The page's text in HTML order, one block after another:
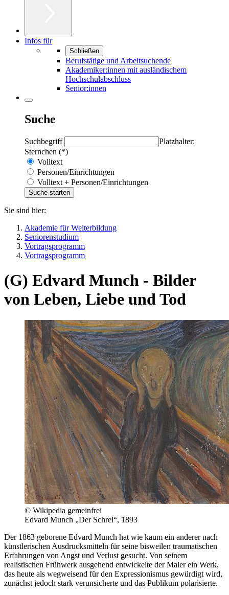
Infos für
Schließen
Berufstätige und Arbeitsuchende
Akademiker:innen mit ausländischem
Hochschulabschluss
Senior:innen
Suche
Suchbegriff
Platzhalter:
Sternchen (*)
Volltext
Personen/Einrichtungen
Volltext + Personen/Einrichtungen
Sie sind hier:
Akademie für Weiterbildung
Seniorenstudium
Vortragsprogramm
Vortragsprogramm
(G) Edvard Munch - Bilder
von Leben, Liebe und Tod
© Wikipedia gemeinfrei
Edvard Munch „Der Schrei“, 1893
Der 1863 geborene Edvard Munch hat wie kaum ein anderer nach
künstlerischen Ausdrucksmitteln für seine bisweilen traumatischen
Erfahrungen von Angst und Verlust gesucht. Von seinem
realistischen Frühwerk ausgehend entwickelte der Maler ein Werk,
das heute als wegweisend für den Expressionismus gewürdigt wird,
zunächst jedoch stark verunsicherte und das Publikum polarisierte.